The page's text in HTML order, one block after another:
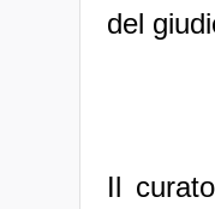
del
Il